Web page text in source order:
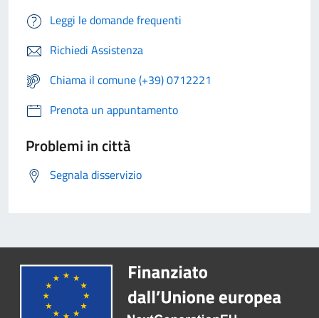
Leggi le domande frequenti
Richiedi Assistenza
Chiama il comune (+39) 0712221
Prenota un appuntamento
Problemi in città
Segnala disservizio